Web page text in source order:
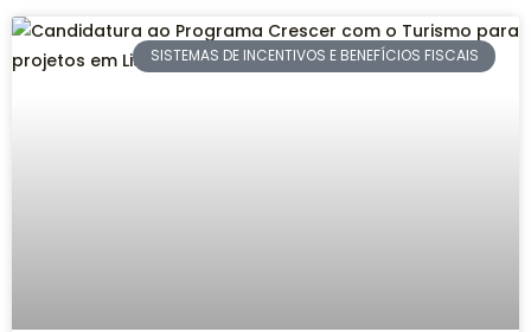
SISTEMAS DE INCENTIVOS E BENEFÍCIOS FISCAIS